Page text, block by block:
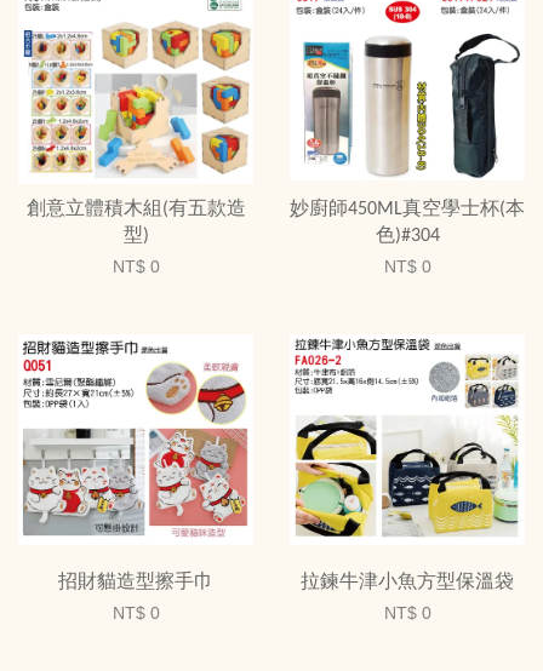
創意立體積木組(有五款造
型)
NT$ 0
妙廚師450ML真空學士杯(本
色)#304
NT$ 0
招財貓造型擦手巾
NT$ 0
拉鍊牛津小魚方型保溫袋
NT$ 0